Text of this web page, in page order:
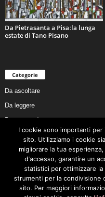
Da Pietrasanta a Pisa:la lunga
estate di Tano Pisano
Categorie
Da ascoltare
Da leggere
Da non perdere
Da conoscere
Da preservare
Da vivere
Cookie Policy
I cookie sono importanti
sito. Utilizziamo i cookie
migliorare la tua
d'accesso, garantire un
statistici per ottimizzare
strumenti per la
sito. Per maggiori